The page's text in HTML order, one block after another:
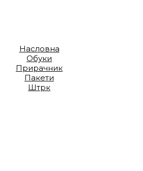
Насловна
Обуки
Прирачник
Пакети
Штрк